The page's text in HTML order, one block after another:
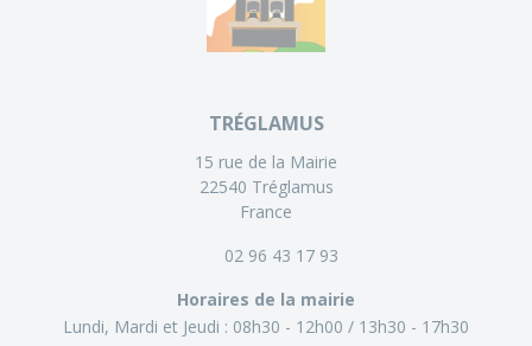
TRÉGLAMUS
15 rue de la Mairie
22540 Tréglamus
France
02 96 43 17 93
Horaires de la mairie
Lundi, Mardi et Jeudi : 08h30 - 12h00
13h30 - 17h30